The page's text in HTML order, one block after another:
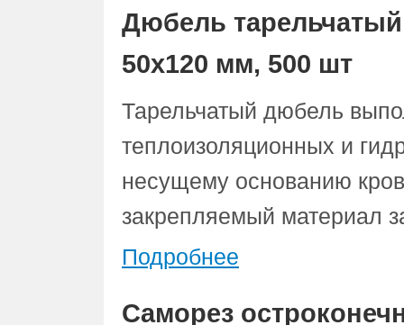
Дюбель
50х120 мм, 500 шт
Тарельчатый дюбель
теплоизоляционных и
несущему основанию
закрепляемый материал
Подробнее
Саморез